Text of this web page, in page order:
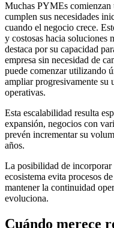
Muchas PYMEs comienzan
cumplen sus necesidades
cuando el negocio crece.
y costosas hacia soluciones
destaca por su capacidad
empresa sin necesidad de
puede comenzar utilizando
ampliar progresivamente su
operativas.
Esta escalabilidad resulta
expansión, negocios con
prevén incrementar su
años.
La posibilidad de incorporar
ecosistema evita procesos
mantener la continuidad
evoluciona.
Cuándo merece